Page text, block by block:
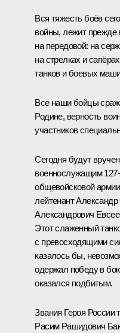
Вся тяжесть боёв
войны, лежит прежде
на передовой: на
на стрелках и
танков и боевых
Все наши бойцы
Родине, верность
участников
Сегодня будут
военнослужащим
общевойсковой
лейтенант
Александрович
Этот слаженный
с превосходящими
казалось бы,
одержал победу в
оказался подбитым.
Звания Героя России
Расим Рашидович